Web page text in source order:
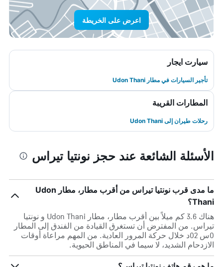
اعرض على الخريطة
سيارت ايجار
تأجير السيارات في مطار Udon Thani
المطارات القريبة
رحلات طيران إلى Udon Thani
الأسئلة الشائعة عند حجز نونتيا تيراس
ما مدى قرب نونتيا تيراس من أقرب مطار، مطار Udon
Thani؟
هناك 3.6 كم ميلاً بين أقرب مطار، مطار Udon Thani و نونتيا
تيراس. من المفترض أن تستغرق القيادة من الفندق إلى المطار
0س 02د خلال حركة المرور العادية. من المهم مراعاة أوقات
الازدحام الشديد، لا سيما في المناطق الحيوية.